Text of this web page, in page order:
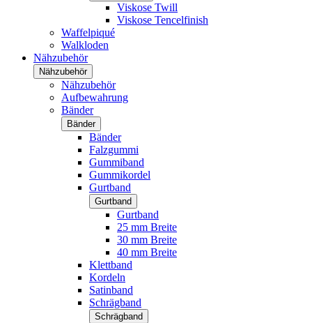
Viskose Twill
Viskose Tencelfinish
Waffelpiqué
Walkloden
Nähzubehör
Nähzubehör
Nähzubehör
Aufbewahrung
Bänder
Bänder
Bänder
Falzgummi
Gummiband
Gummikordel
Gurtband
Gurtband
Gurtband
25 mm Breite
30 mm Breite
40 mm Breite
Klettband
Kordeln
Satinband
Schrägband
Schrägband